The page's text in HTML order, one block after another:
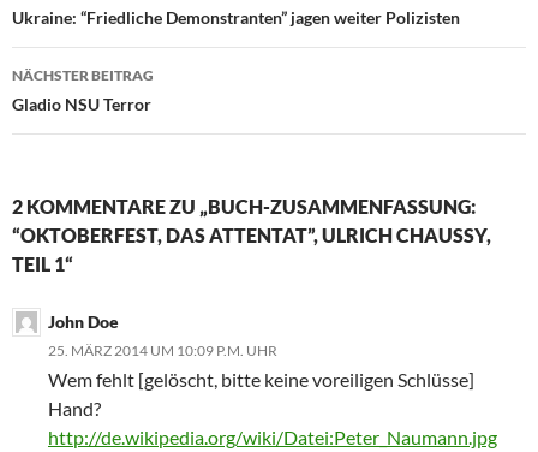
Beitragsnavigation
Ukraine: “Friedliche Demonstranten” jagen weiter Polizisten
NÄCHSTER BEITRAG
Gladio NSU Terror
2 KOMMENTARE ZU „BUCH-ZUSAMMENFASSUNG:
“OKTOBERFEST, DAS ATTENTAT”, ULRICH CHAUSSY,
TEIL 1“
John Doe
25. MÄRZ 2014 UM 10:09 P.M. UHR
Wem fehlt [gelöscht, bitte keine voreiligen Schlüsse]
Hand?
http://de.wikipedia.org/wiki/Datei:Peter_Naumann.jpg